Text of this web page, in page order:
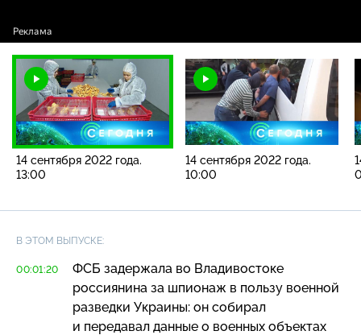
14 сентября 2022 года.
13:00
14 сентября 2022 года.
10:00
В ЭТОМ ВЫПУСКЕ:
00:01:20
ФСБ задержала во Владивостоке
россиянина за шпионаж в пользу военной
разведки Украины: он собирал
и передавал данные о военных объектах